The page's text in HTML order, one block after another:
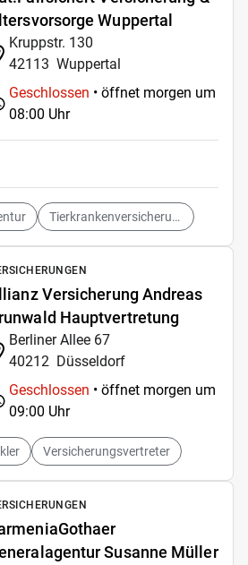
Wuppertal
Kruppstr. 130
42113 Wuppertal
Geschlossen • öffnet morgen um
08:00 Uhr
Tierkrankenversicherung
Versicherung Andreas
Hauptvertretung
Berliner Allee 67
40212 Düsseldorf
Geschlossen • öffnet morgen um
09:00 Uhr
Versicherungsvertreter
Susanne Müller